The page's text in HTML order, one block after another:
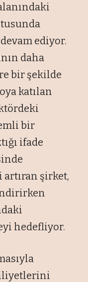
ediyor.
daha
bir şekilde
katılan
bir
ifade
şirket,
hedefliyor.